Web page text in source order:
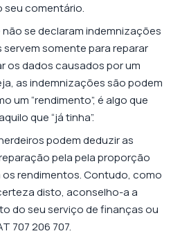
seu comentário.
se declaram indemnizações
somente para reparar
os dados causados por um
as indemnizações são podem
um “rendimento”, é algo que
que “já tinha”.
podem deduzir as
pela pela proporção
os rendimentos. Contudo, como
disto, aconselho-a a
do seu serviço de finanças ou
707 206 707.